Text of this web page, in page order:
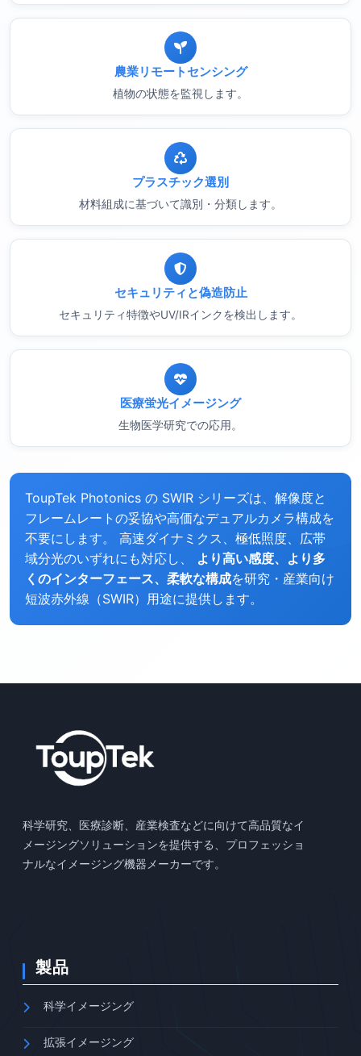
農業リモートセンシング
植物の状態を監視します。
プラスチック選別
材料組成に基づいて識別・分類します。
セキュリティと偽造防止
セキュリティ特徴やUV/IRインクを検出します。
医療蛍光イメージング
生物医学研究での応用。
ToupTek Photonics の SWIR シリーズは、解像度と
フレームレートの妥協や高価なデュアルカメラ構成を
不要にします。 高速ダイナミクス、極低照度、広帯
域分光のいずれにも対応し、 より高い感度、より多
くのインターフェース、柔軟な構成を研究・産業向け
短波赤外線（SWIR）用途に提供します。
科学研究、医療診断、産業検査などに向けて高品質なイ
メージングソリューションを提供する、プロフェッショ
ナルなイメージング機器メーカーです。
製品
科学イメージング
拡張イメージング